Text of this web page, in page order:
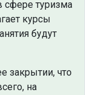
сфере туризма
курсы
будут
закрытии, что
на